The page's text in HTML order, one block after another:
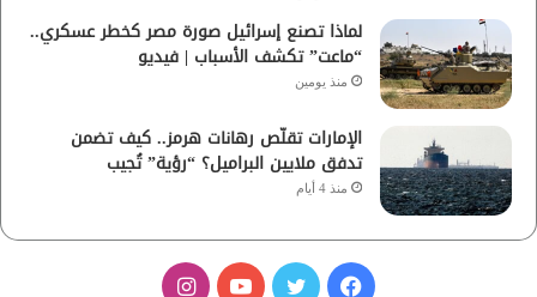
لماذا تصنع إسرائيل صورة مصر كخطر عسكري..
“ماعت” تكشف الأسباب | فيديو
منذ يومين
الإمارات تقلّص رهانات هرمز.. كيف تضمن
تدفق ملايين البراميل؟ “رؤية” تُجيب
منذ 4 أيام